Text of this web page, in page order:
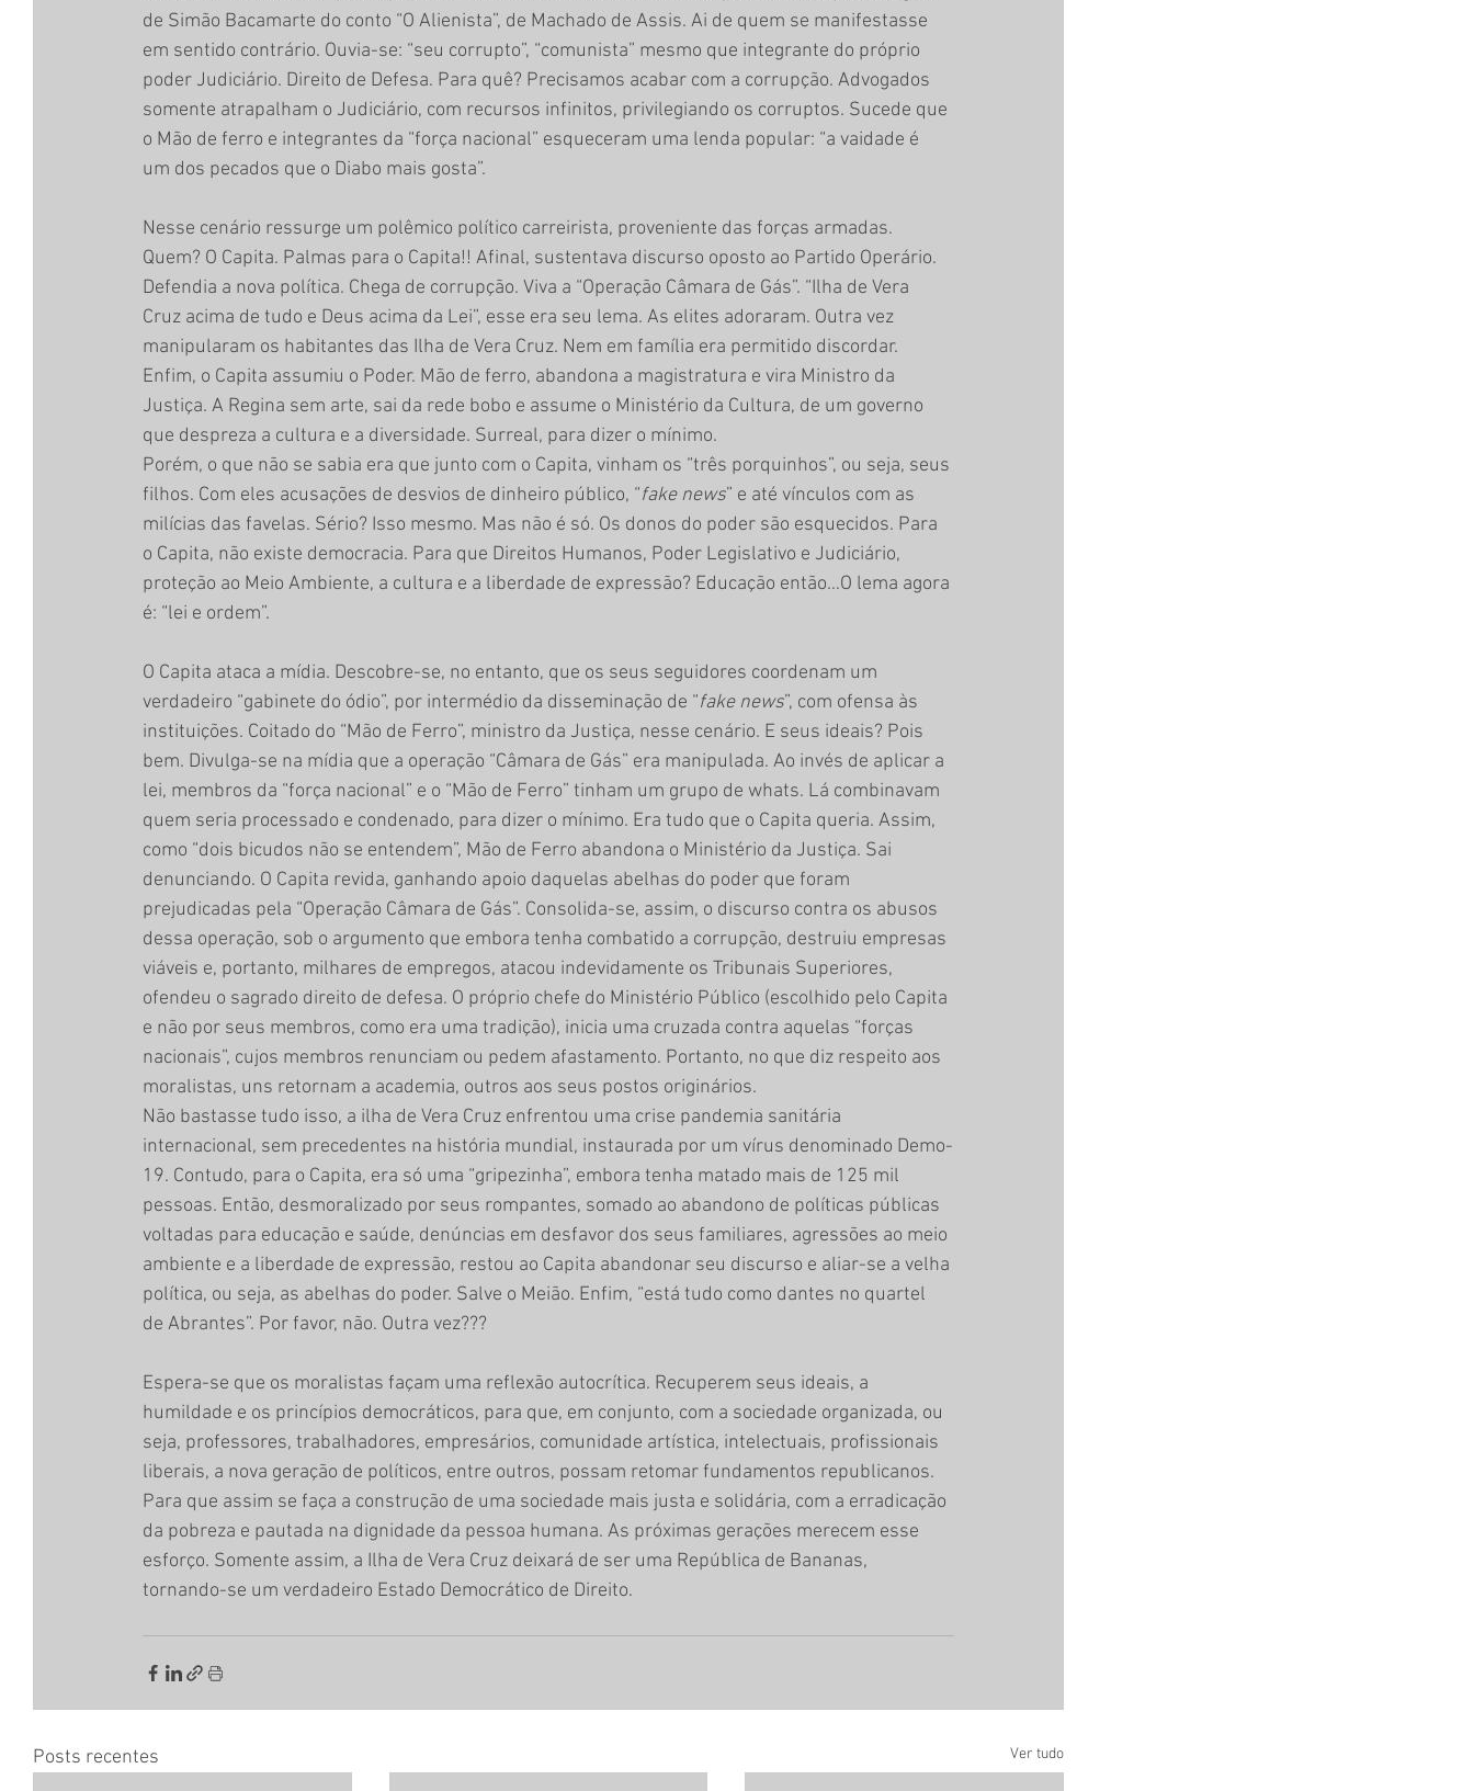
de Simão Bacamarte do conto “O Alienista”, de Machado de Assis. Ai de quem se manifestasse
em sentido contrário. Ouvia-se: “seu corrupto”, “comunista” mesmo que integrante do próprio
poder Judiciário. Direito de Defesa. Para quê? Precisamos acabar com a corrupção. Advogados
somente atrapalham o Judiciário, com recursos infinitos, privilegiando os corruptos. Sucede que
o Mão de ferro e integrantes da “força nacional” esqueceram uma lenda popular: “a vaidade é
um dos pecados que o Diabo mais gosta”.
Nesse cenário ressurge um polêmico político carreirista, proveniente das forças armadas.
Quem? O Capita. Palmas para o Capita!! Afinal, sustentava discurso oposto ao Partido Operário.
Defendia a nova política. Chega de corrupção. Viva a “Operação Câmara de Gás”. “Ilha de Vera
Cruz acima de tudo e Deus acima da Lei”, esse era seu lema. As elites adoraram. Outra vez
manipularam os habitantes das Ilha de Vera Cruz. Nem em família era permitido discordar.
Enfim, o Capita assumiu o Poder. Mão de ferro, abandona a magistratura e vira Ministro da
Justiça. A Regina sem arte, sai da rede bobo e assume o Ministério da Cultura, de um governo
que despreza a cultura e a diversidade. Surreal, para dizer o mínimo.
Porém, o que não se sabia era que junto com o Capita, vinham os “três porquinhos”, ou seja, seus
filhos. Com eles acusações de desvios de dinheiro público, “fake news” e até vínculos com as
milícias das favelas. Sério? Isso mesmo. Mas não é só. Os donos do poder são esquecidos. Para
o Capita, não existe democracia. Para que Direitos Humanos, Poder Legislativo e Judiciário,
proteção ao Meio Ambiente, a cultura e a liberdade de expressão? Educação então…O lema agora
é: “lei e ordem”.
O Capita ataca a mídia. Descobre-se, no entanto, que os seus seguidores coordenam um
verdadeiro “gabinete do ódio”, por intermédio da disseminação de “fake news”, com ofensa às
instituições. Coitado do “Mão de Ferro”, ministro da Justiça, nesse cenário. E seus ideais? Pois
bem. Divulga-se na mídia que a operação “Câmara de Gás” era manipulada. Ao invés de aplicar a
lei, membros da “força nacional” e o “Mão de Ferro” tinham um grupo de whats. Lá combinavam
quem seria processado e condenado, para dizer o mínimo. Era tudo que o Capita queria. Assim,
como “dois bicudos não se entendem”, Mão de Ferro abandona o Ministério da Justiça. Sai
denunciando. O Capita revida, ganhando apoio daquelas abelhas do poder que foram
prejudicadas pela “Operação Câmara de Gás”. Consolida-se, assim, o discurso contra os abusos
dessa operação, sob o argumento que embora tenha combatido a corrupção, destruiu empresas
viáveis e, portanto, milhares de empregos, atacou indevidamente os Tribunais Superiores,
ofendeu o sagrado direito de defesa. O próprio chefe do Ministério Público (escolhido pelo Capita
e não por seus membros, como era uma tradição), inicia uma cruzada contra aquelas “forças
nacionais”, cujos membros renunciam ou pedem afastamento. Portanto, no que diz respeito aos
moralistas, uns retornam a academia, outros aos seus postos originários.
Não bastasse tudo isso, a ilha de Vera Cruz enfrentou uma crise pandemia sanitária
internacional, sem precedentes na história mundial, instaurada por um vírus denominado Demo-
19. Contudo, para o Capita, era só uma “gripezinha”, embora tenha matado mais de 125 mil
pessoas. Então, desmoralizado por seus rompantes, somado ao abandono de políticas públicas
voltadas para educação e saúde, denúncias em desfavor dos seus familiares, agressões ao meio
ambiente e a liberdade de expressão, restou ao Capita abandonar seu discurso e aliar-se a velha
política, ou seja, as abelhas do poder. Salve o Meião. Enfim, “está tudo como dantes no quartel
de Abrantes”. Por favor, não. Outra vez???
Espera-se que os moralistas façam uma reflexão autocrítica. Recuperem seus ideais, a
humildade e os princípios democráticos, para que, em conjunto, com a sociedade organizada, ou
seja, professores, trabalhadores, empresários, comunidade artística, intelectuais, profissionais
liberais, a nova geração de políticos, entre outros, possam retomar fundamentos republicanos.
Para que assim se faça a construção de uma sociedade mais justa e solidária, com a erradicação
da pobreza e pautada na dignidade da pessoa humana. As próximas gerações merecem esse
esforço. Somente assim, a Ilha de Vera Cruz deixará de ser uma República de Bananas,
tornando-se um verdadeiro Estado Democrático de Direito.
Posts recentes Ver tudo